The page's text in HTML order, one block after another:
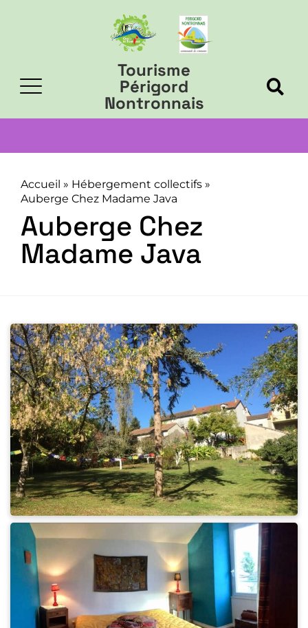
Tourisme
Périgord
Nontronnais
Accueil » Hébergement collectifs »
Auberge Chez Madame Java
Auberge Chez
Madame Java